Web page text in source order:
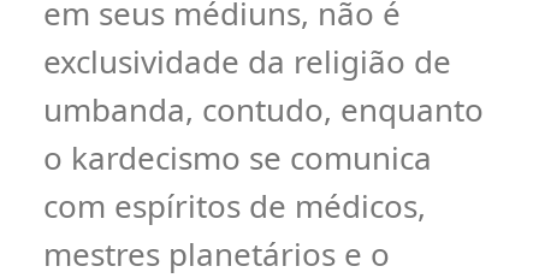
em seus médiuns, não é
exclusividade da religião de
umbanda, contudo, enquanto
o kardecismo se comunica
com espíritos de médicos,
mestres planetários e o